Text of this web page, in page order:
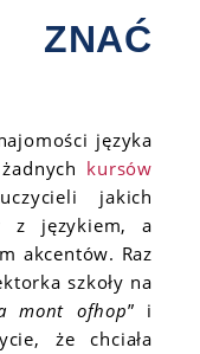
ZNAĆ
języka
kursów
jakich
z językiem, a
akcentów. Raz
szkoły na
mont ofhop” i
że chciała